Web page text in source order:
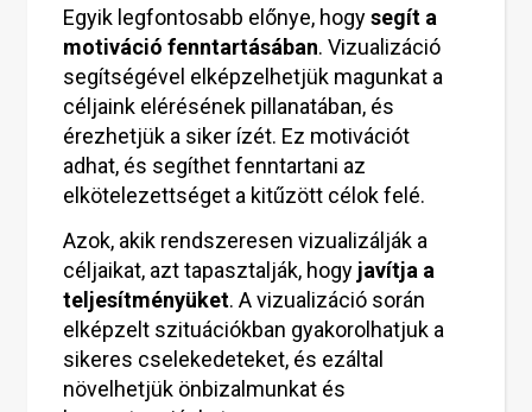
Egyik legfontosabb előnye, hogysegít a
motiváció fenntartásában. Vizualizáció
segítségével elképzelhetjük magunkat a
céljaink elérésének pillanatában, és
érezhetjük a siker ízét. Ez motivációt
adhat, és segíthet fenntartani az
elkötelezettséget a kitűzött célok felé.
Azok, akik rendszeresen vizualizálják a
céljaikat, azt tapasztalják, hogy javítja a
teljesítményüket. A vizualizáció során
elképzelt szituációkban gyakorolhatjuk a
sikeres cselekedeteket, és ezáltal
növelhetjük önbizalmunkat és